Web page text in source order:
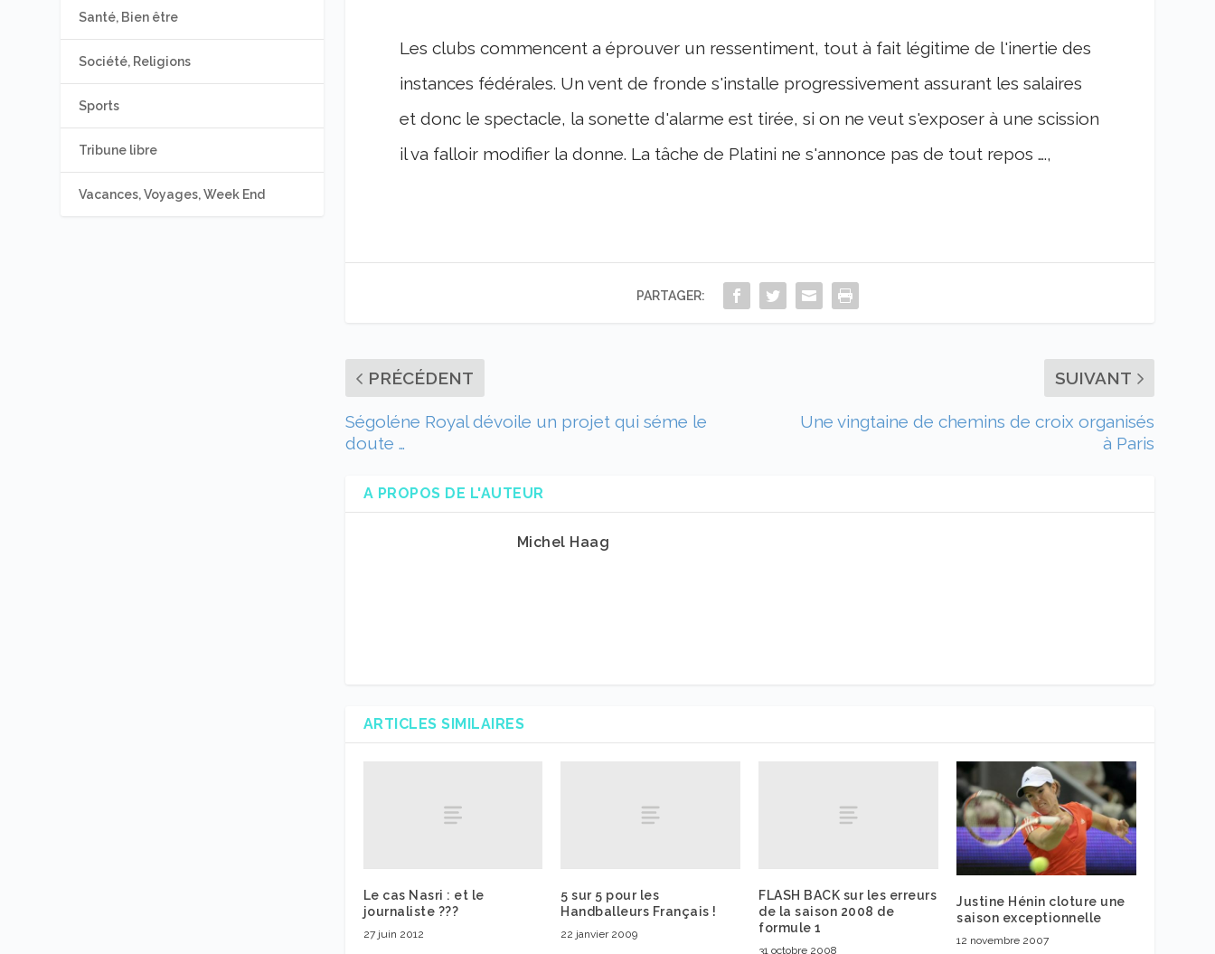
Les clubs commencent a éprouver un ressentiment, tout à fait légitime de l'inertie des
instances fédérales. Un vent de fronde s'installe progressivement assurant les salaires
et donc le spectacle, la sonette d'alarme est tirée, si on ne veut s'exposer à une scission
il va falloir modifier la donne. La tâche de Platini ne s'annonce pas de tout repos ….,
PARTAGER:
PRÉCÉDENT
Ségoléne Royal dévoile un projet qui séme le
doute …
SUIVANT
Une vingtaine de chemins de croix organisés
à Paris
A PROPOS DE L'AUTEUR
Michel Haag
ARTICLES SIMILAIRES
Le cas Nasri : et le
journaliste ???
27 juin 2012
5 sur 5 pour les
Handballeurs Français !
22 janvier 2009
FLASH BACK sur les erreurs
de la saison 2008 de
formule 1
31 octobre 2008
Justine Hénin cloture une
saison exceptionnelle
12 novembre 2007
Santé, Bien être
Société, Religions
Sports
Tribune libre
Vacances, Voyages, Week End